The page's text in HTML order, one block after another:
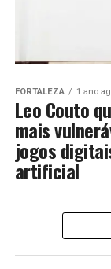
FORTALEZA 1 ano
Leo Couto
mais
jogos
artificial